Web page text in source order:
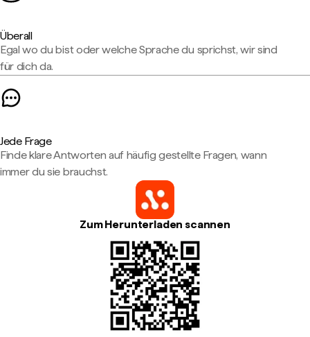
Überall
Egal wo du bist oder welche Sprache du sprichst, wir sind
für dich da.
Jede Frage
Finde klare Antworten auf häufig gestellte Fragen, wann
immer du sie brauchst.
Zum Herunterladen scannen